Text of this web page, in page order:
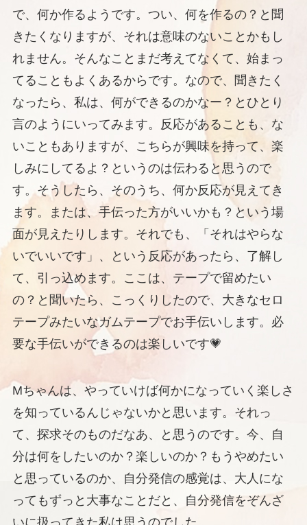
で、何か作るようです。つい、何を作るの？と聞
きたくなりますが、それは意味のないことかもし
れません。そんなことまだ考えてなくて、始まっ
てることもよくあるからです。なので、聞きたく
なったら、私は、何ができるのかなー？とひとり
言のようにいってみます。反応があることも、な
いこともありますが、こちらが興味を持って、楽
しみにしてるよ？というのは伝わると思うので
す。そうしたら、そのうち、何か反応が見えてき
ます。または、手伝った方がいいかも？という場
面が見えたりします。それでも、「それはやらな
いでいいです」、という反応があったら、了解し
て、引っ込めます。ここは、テープで留めたい
の？と聞いたら、こっくりしたので、大きなセロ
テープみたいなガムテープでお手伝いします。必
要な手伝いができるのは楽しいです💗
Mちゃんは、やっていけば何かになっていく楽しさ
を知っているんじゃないかと思います。それっ
て、探求そのものだなあ、と思うのです。今、自
分は何をしたいのか？楽しいのか？もうやめたい
と思っているのか、自分発信の感覚は、大人にな
ってもずっと大事なことだと、自分発信をぞんざ
いに扱ってきた私は思うのでした。